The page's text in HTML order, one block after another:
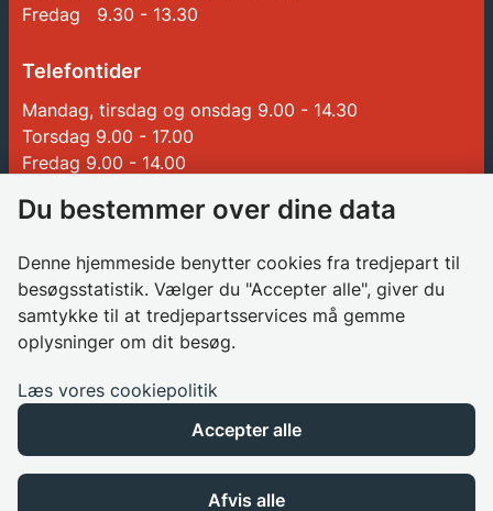
Fredag 9.30 - 13.30
Telefontider
Mandag, tirsdag og onsdag 9.00 - 14.30
Torsdag 9.00 - 17.00
Fredag 9.00 - 14.00
Betalinger til Glostrup Kommune
Borgerrådgiver
Søg job i kommunen
Databeskyttelsesrådgiver
Cookies
Tilgængelighedserklæring
Du bestemmer over dine data
Denne hjemmeside benytter cookies fra tredjepart til
besøgsstatistik. Vælger du "Accepter alle", giver du
samtykke til at tredjepartsservices må gemme
oplysninger om dit besøg.
Læs vores cookiepolitik
Accepter alle
Afvis alle